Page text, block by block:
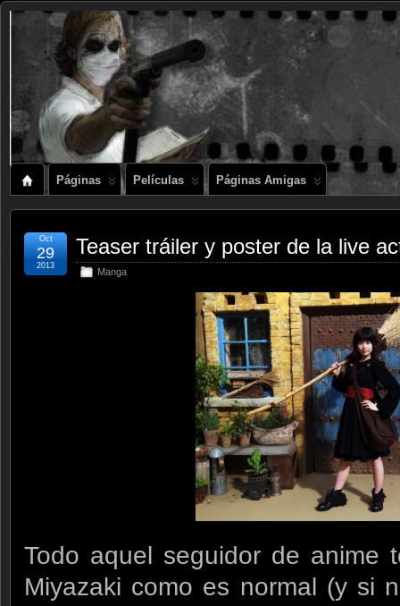
Páginas Películas Páginas Amigas
Teaser tráiler y poster de la live
Manga
Oct
29
2013
Todo aquel seguidor de anime
Miyazaki como es normal (y si